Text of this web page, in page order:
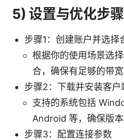
5) 设置与优化步骤
步骤1：创建账户并选择
根据你的使用场景选
合，确保有足够的带宽
步骤2：下载并安装客户
支持的系统包括
Android 等，确保版本
步骤3：配置连接参数